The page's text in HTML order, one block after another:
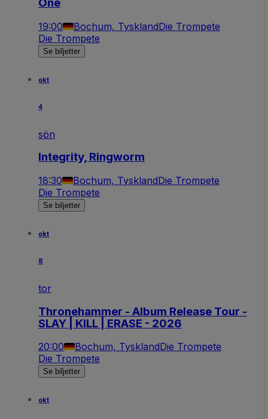
19:00 Bochum, TysklandDie Trompete
Die Trompete
Se biljetter
okt
4
sön
Integrity, Ringworm
18:30 Bochum, TysklandDie Trompete
Die Trompete
Se biljetter
okt
8
tor
Thronehammer - Album Release Tour -
SLAY | KILL | ERASE - 2026
20:00 Bochum, TysklandDie Trompete
Die Trompete
Se biljetter
okt